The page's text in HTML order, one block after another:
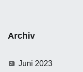
Archiv
Juni 2023